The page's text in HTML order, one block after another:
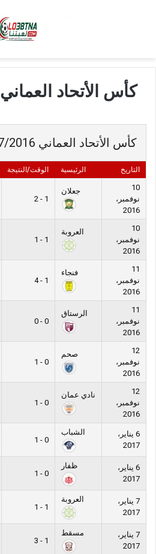
كأس الأتحاد العماني 2017/2016
كأس الأتحاد العماني 2017/2016
التاريخ الرئيسية الوقت/النتيجة
10
نوفمبر،
2016
جعلان
1 - 2
10
نوفمبر،
2016
العروبة
1 - 1
11
نوفمبر،
2016
فنجاء
1 - 4
11
نوفمبر،
2016
الرستاق
0 - 0
12
نوفمبر،
2016
صحم
0 - 1
12
نوفمبر،
2016
نادي عمان
0 - 1
6 يناير،
2017
الشباب
0 - 1
6 يناير،
2017
ظفار
0 - 1
7 يناير،
2017
العروبة
1 - 1
7 يناير،
2017
مسقط
1 - 3